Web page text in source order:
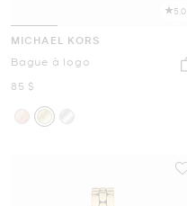
5.0
MICHAEL KORS
Bague à logo
maintenant
85 $